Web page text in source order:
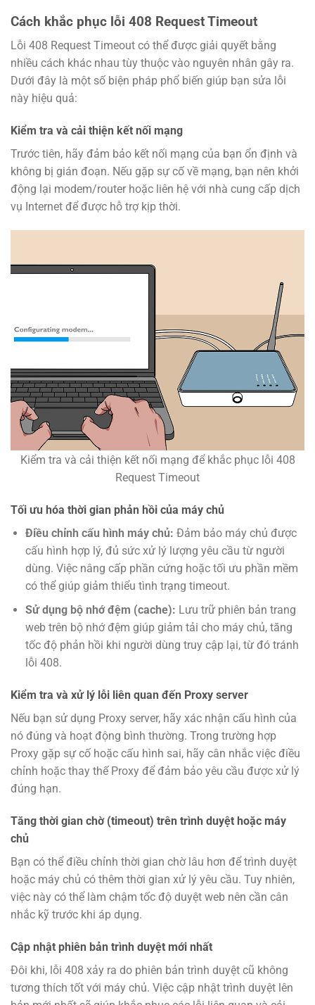
Cách khắc phục lỗi 408 Request Timeout
Lỗi 408 Request Timeout có thể được giải quyết bằng
nhiều cách khác nhau tùy thuộc vào nguyên nhân gây ra.
Dưới đây là một số biện pháp phổ biến giúp bạn sửa lỗi
này hiệu quả:
Kiểm tra và cải thiện kết nối mạng
Trước tiên, hãy đảm bảo kết nối mạng của bạn ổn định và
không bị gián đoạn. Nếu gặp sự cố về mạng, bạn nên khởi
động lại modem/router hoặc liên hệ với nhà cung cấp dịch
vụ Internet để được hỗ trợ kịp thời.
Kiểm tra và cải thiện kết nối mạng để khắc phục lỗi 408
Request Timeout
Tối ưu hóa thời gian phản hồi của máy chủ
Điều chỉnh cấu hình máy chủ: Đảm bảo máy chủ được
cấu hình hợp lý, đủ sức xử lý lượng yêu cầu từ người
dùng. Việc nâng cấp phần cứng hoặc tối ưu phần mềm
có thể giúp giảm thiểu tình trạng timeout.
Sử dụng bộ nhớ đệm (cache): Lưu trữ phiên bản trang
web trên bộ nhớ đệm giúp giảm tải cho máy chủ, tăng
tốc độ phản hồi khi người dùng truy cập lại, từ đó tránh
lỗi 408.
Kiểm tra và xử lý lỗi liên quan đến Proxy server
Nếu bạn sử dụng Proxy server, hãy xác nhận cấu hình của
nó đúng và hoạt động bình thường. Trong trường hợp
Proxy gặp sự cố hoặc cấu hình sai, hãy cân nhắc việc điều
chỉnh hoặc thay thế Proxy để đảm bảo yêu cầu được xử lý
đúng hạn.
Tăng thời gian chờ (timeout) trên trình duyệt hoặc máy
chủ
Bạn có thể điều chỉnh thời gian chờ lâu hơn để trình duyệt
hoặc máy chủ có thêm thời gian xử lý yêu cầu. Tuy nhiên,
việc này có thể làm chậm tốc độ duyệt web nên cần cân
nhắc kỹ trước khi áp dụng.
Cập nhật phiên bản trình duyệt mới nhất
Đôi khi, lỗi 408 xảy ra do phiên bản trình duyệt cũ không
tương thích tốt với máy chủ. Việc cập nhật trình duyệt lên